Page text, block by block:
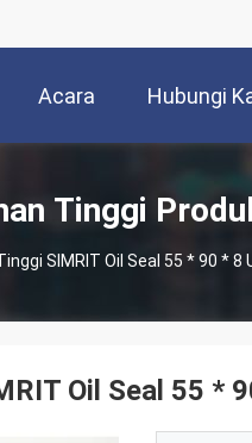
Acara Hubungi
Tinggi
SIMRIT Oil Seal 55 * 90 * 8
Oil Seal 55 *